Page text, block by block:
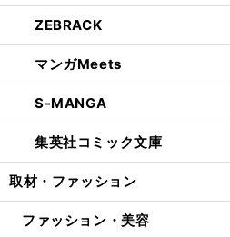
ZEBRACK
マンガMeets
S-MANGA
集英社コミック文庫
取材・ファッション
ファッション・美容